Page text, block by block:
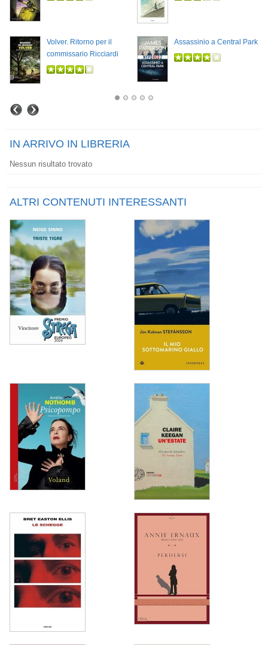
Volver. Ritorno per il
commissario Ricciardi
Assassinio a Central Park
IN ARRIVO IN LIBRERIA
Nessun risultato trovato
ALTRI CONTENUTI INTERESSANTI